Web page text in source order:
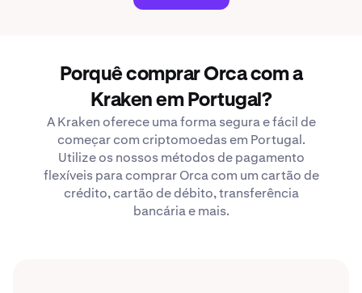
Porquê comprar Orca com a
Kraken em Portugal?
A Kraken oferece uma forma segura e fácil de
começar com criptomoedas em Portugal.
Utilize os nossos métodos de pagamento
flexíveis para comprar Orca com um cartão de
crédito, cartão de débito, transferência
bancária e mais.